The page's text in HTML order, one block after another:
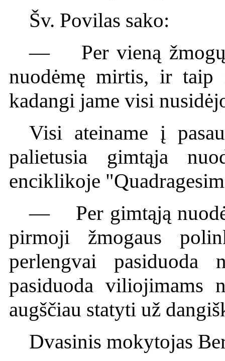
Šv. Povilas sako:
— Per vieną žmogų
nuodėmę mirtis, ir taip
kadangi jame visi
Visi ateiname į
palietusia gimtąja
enciklikoje
— Per gimtąją
pirmoji žmogaus
perlengvai pasiduoda
pasiduoda viliojimams
augščiau statyti už
Dvasinis mokytojas